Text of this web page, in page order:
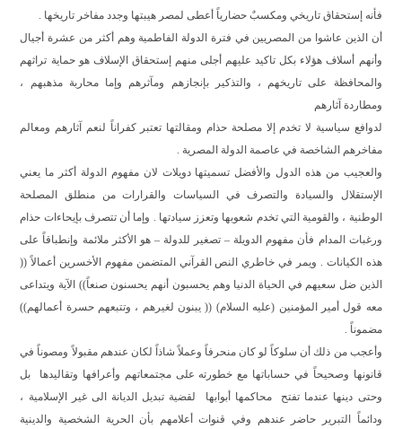
فأنه إستحقاق تاريخي ومكسبٌ حضارياً أعطى لمصر هيبتها وجدد مفاخر تاريخها .
أن الذين عاشوا من المصريين في فترة الدولة الفاطمية وهم أكثر من عشرة أجيال
وأنهم أسلاف هؤلاء بكل تاكيد عليهم أجلى منهم إستحقاق الإسلاف هو حماية تراثهم
والمحافظة على تاريخهم ، والتذكير بإنجازهم ومآثرهم وإما محاربة مذهبهم ،
ومطاردة آثارهم
لدوافع سياسية لا تخدم إلا مصلحة حذام ومقالتها تعتبر كفراناً لنعم آثارهم ومعالم
مفاخرهم الشاخصة في عاصمة الدولة المصرية .
والعجيب من هذه الدول والأفضل تسميتها دويلات لان مفهوم الدولة أكثر ما يعني
الإستقلال والسيادة والتصرف في السياسات والقرارات من منطلق المصلحة
الوطنية ، والقومية التي تخدم شعوبها وتعزز سيادتها . وإما أن تتصرف بإيحاءات حذام
ورغبات المدام فأن مفهوم الدويلة – تصغير للدولة – هو الأكثر ملائمة وإنطباقاً على
هذه الكيانات . ويمر في خاطري النص القرآني المتضمن مفهوم الأخسرين أعمالاً ((
الذين ضل سعيهم في الحياة الدنيا وهم يحسبون أنهم يحسنون صنعاً)) الآية ويتداعى
معه قول أمير المؤمنين (عليه السلام) (( يبنون لغيرهم ، وتتبعهم حسرة أعمالهم))
مضموناً .
وأعجب من ذلك أن سلوكاً لو كان منحرفاً وعملاً شاذاً لكان عندهم مقبولاً ومصوناً في
قانونها وصحيحاً في حساباتها مع خطورته على مجتمعاتهم وأعرافها وتقاليدها
بل
وحتى دينها عندما تفتح
محاكمها أبوابها
لقضية تبديل الديانة الى غير الإسلامية ،
ودائماً التبرير حاضر عندهم وفي قنوات أعلامهم بأن الحرية الشخصية والدينية